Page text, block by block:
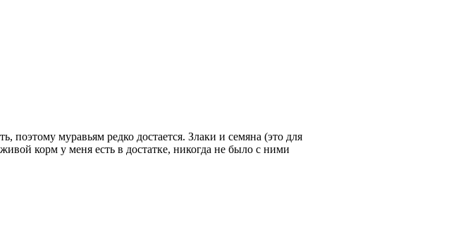
поэтому муравьям редко достается. Злаки и семяна (это для
корм у меня есть в достатке, никогда не было с ними